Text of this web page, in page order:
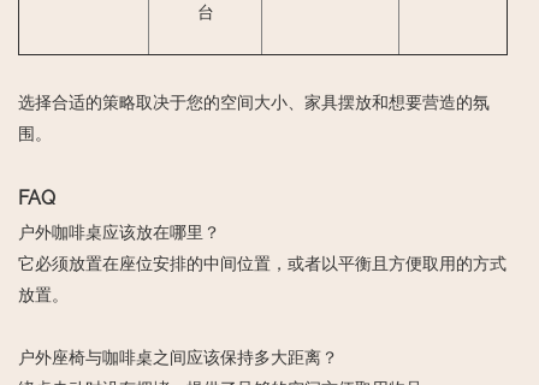
台
选择合适的策略取决于您的空间大小、家具摆放和想要营造的氛
围。
FAQ
户外咖啡桌应该放在哪里？
它必须放置在座位安排的中间位置，或者以平衡且方便取用的方式
放置。
户外座椅与咖啡桌之间应该保持多大距离？